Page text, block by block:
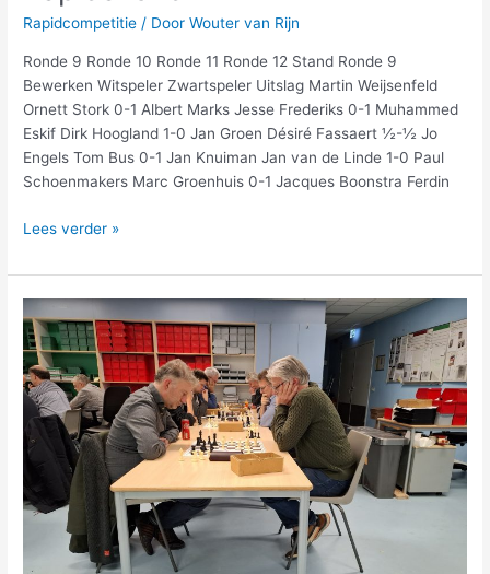
Rapidcompetitie / DoorWouter van Rijn
Ronde 9 Ronde 10 Ronde 11 Ronde 12 Stand Ronde 9
Bewerken Witspeler Zwartspeler Uitslag Martin Weijsenfeld
Ornett Stork 0-1 Albert Marks Jesse Frederiks 0-1 Muhammed
Eskif Dirk Hoogland 1-0 Jan Groen Désiré Fassaert ½-½ Jo
Engels Tom Bus 0-1 Jan Knuiman Jan van de Linde 1-0 Paul
Schoenmakers Marc Groenhuis 0-1 Jacques Boonstra Ferdin
Lees verder »
Uitslagen
en
standen
na
2e
Rapidavond